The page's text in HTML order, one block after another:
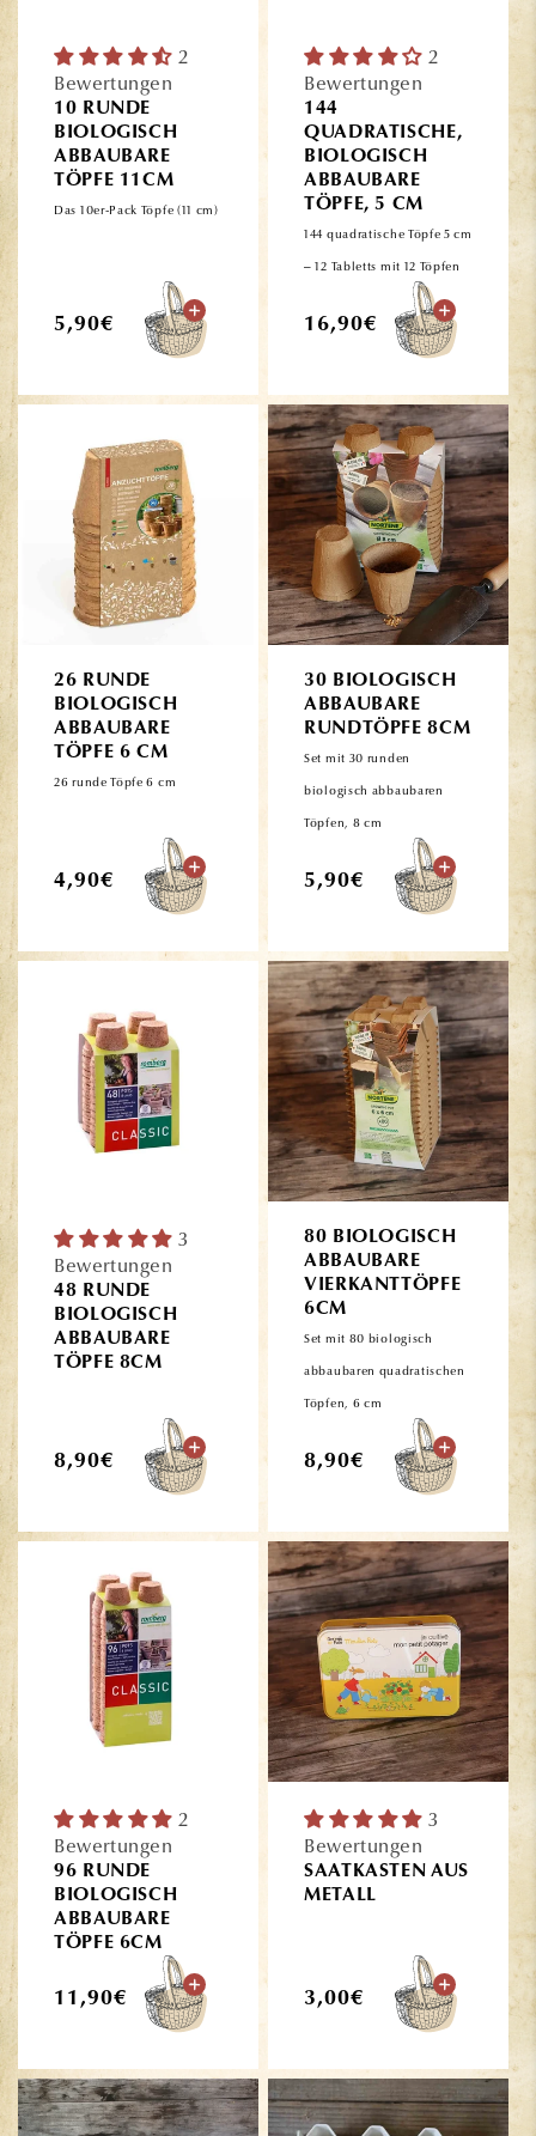
2
Bewertungen
10 RUNDE
BIOLOGISCH
ABBAUBARE
TÖPFE 11CM
Das 10er-Pack Töpfe (11 cm)
Normaler
5,90€
2
Bewertungen
144
QUADRATISCHE,
BIOLOGISCH
ABBAUBARE
TÖPFE, 5 CM
144 quadratische Töpfe 5 cm
– 12 Tabletts mit 12 Töpfen
Normaler
16,90€
26 RUNDE
BIOLOGISCH
ABBAUBARE
TÖPFE 6 CM
26 runde Töpfe 6 cm
Normaler
4,90€
30 BIOLOGISCH
ABBAUBARE
RUNDTÖPFE 8CM
Set mit 30 runden
biologisch abbaubaren
Töpfen, 8 cm
Normaler
5,90€
3
Bewertungen
48 RUNDE
BIOLOGISCH
ABBAUBARE
TÖPFE 8CM
Normaler
8,90€
80 BIOLOGISCH
ABBAUBARE
VIERKANTTÖPFE
6CM
Set mit 80 biologisch
abbaubaren quadratischen
Töpfen, 6 cm
Normaler
8,90€
2
Bewertungen
96 RUNDE
BIOLOGISCH
ABBAUBARE
TÖPFE 6CM
Normaler
11,90€
3
Bewertungen
SAATKASTEN AUS
METALL
Normaler
3,00€